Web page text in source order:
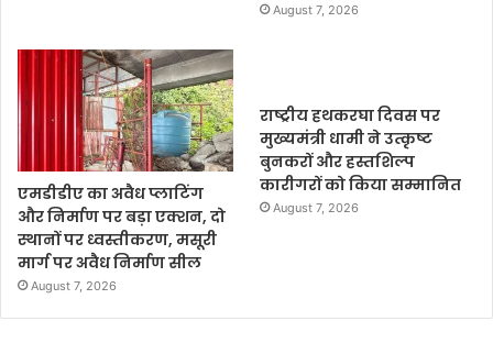
August 7, 2026
एमडीडीए का अवैध प्लाटिंग
और निर्माण पर बड़ा एक्शन, दो
स्थानों पर ध्वस्तीकरण, मसूरी
मार्ग पर अवैध निर्माण सील
August 7, 2026
राष्ट्रीय हथकरघा दिवस पर
मुख्यमंत्री धामी ने उत्कृष्ट
बुनकरों और हस्तशिल्प
कारीगरों को किया सम्मानित
August 7, 2026